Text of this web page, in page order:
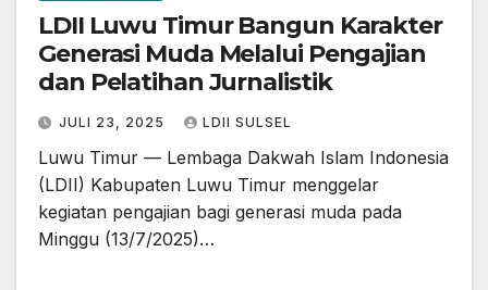
LDII Luwu Timur Bangun Karakter
Generasi Muda Melalui Pengajian
dan Pelatihan Jurnalistik
JULI 23, 2025 LDII SULSEL
Luwu Timur — Lembaga Dakwah Islam Indonesia
(LDII) Kabupaten Luwu Timur menggelar
kegiatan pengajian bagi generasi muda pada
Minggu (13/7/2025)…